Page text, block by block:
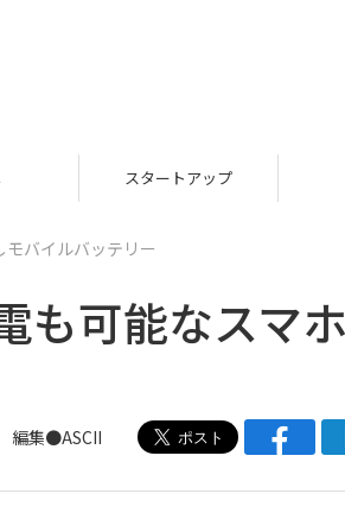
スタートアップ
バイルバッテリー
も可能なスマ
集●ASCII